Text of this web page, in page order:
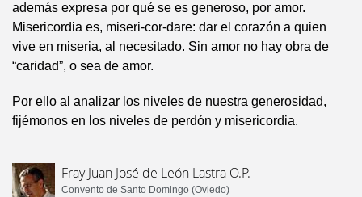
además expresa por qué se es generoso, por amor.
Misericordia es, miseri-cor-dare: dar el corazón a quien
vive en miseria, al necesitado. Sin amor no hay obra de
“caridad”, o sea de amor.
Por ello al analizar los niveles de nuestra generosidad,
fijémonos en los niveles de perdón y misericordia.
Fray Juan José de León Lastra O.P.
Convento de Santo Domingo (Oviedo)